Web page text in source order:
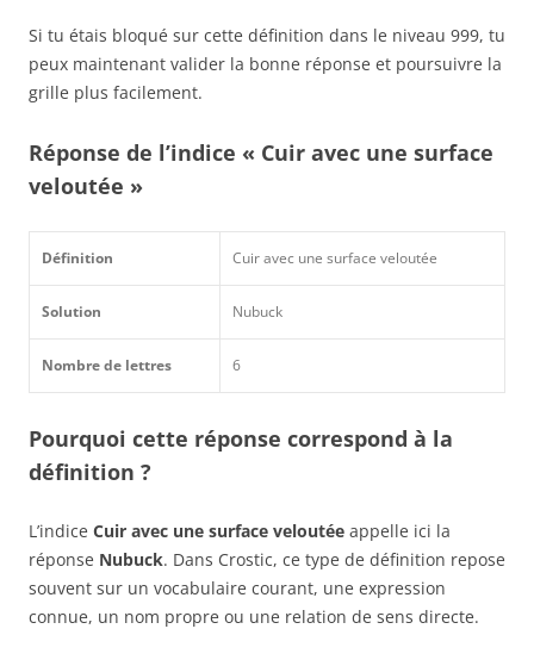
Si tu étais bloqué sur cette définition dans le niveau 999, tu
peux maintenant valider la bonne réponse et poursuivre la
grille plus facilement.
Réponse de l’indice « Cuir avec une surface
veloutée »
Définition Cuir avec une surface veloutée
Solution Nubuck
Nombre de lettres 6
Pourquoi cette réponse correspond à la
définition ?
L’indice Cuir avec une surface veloutée appelle ici la
réponse Nubuck. Dans Crostic, ce type de définition repose
souvent sur un vocabulaire courant, une expression
connue, un nom propre ou une relation de sens directe.